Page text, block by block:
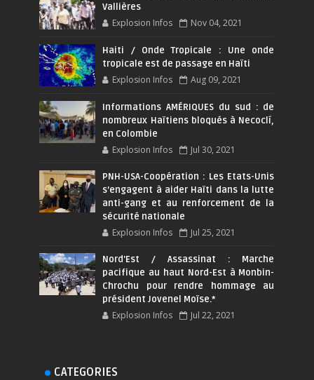
Vallières
Explosion Infos Nov 04, 2021
Haiti / Onde Tropicale : Une onde
tropicale est de passage en Haïti
Explosion Infos Aug 09, 2021
Informations AMÉRIQUES du sud : de
nombreux Haïtiens bloqués à Necoclí,
en Colombie
Explosion Infos Jul 30, 2021
PNH-USA-Coopération : Les Etats-Unis
s’engagent à aider Haïti dans la lutte
anti-gang et au renforcement de la
sécurité nationale
Explosion Infos Jul 25, 2021
Nord'Est / Assassinat : Marche
pacifique au haut Nord-Est à Monbin-
Chrochu pour rendre hommage au
président Jovenel Moïse.*
Explosion Infos Jul 22, 2021
CATEGORIES